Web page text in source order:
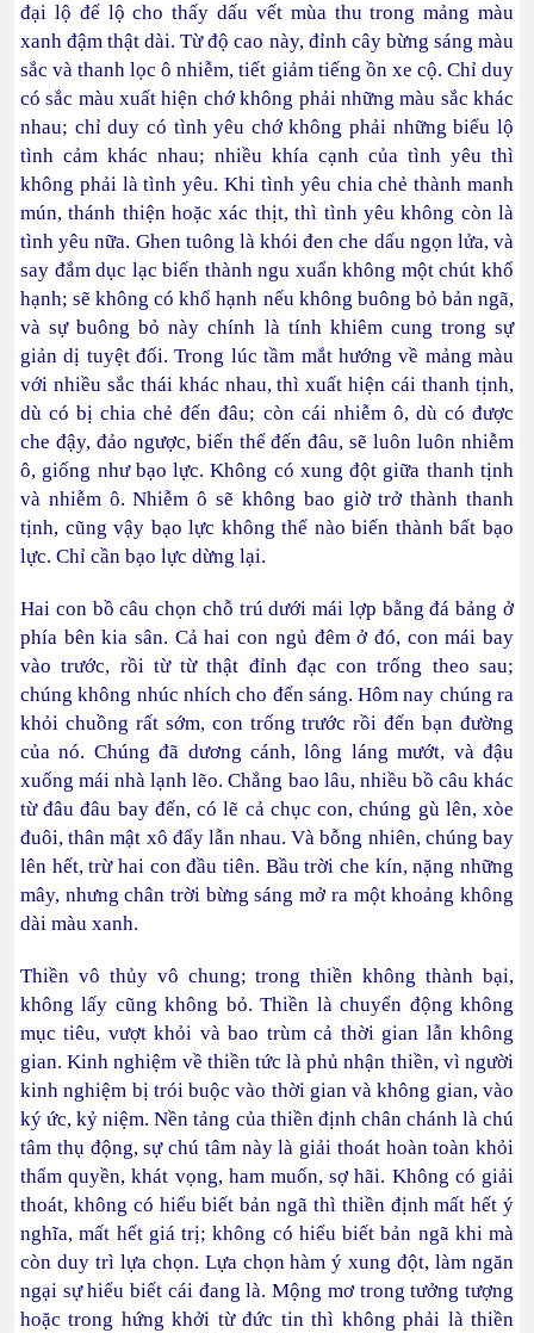
đại lộ để lộ cho thấy dấu vết mùa thu trong mảng màu
xanh đậm thật dài. Từ độ cao này, đỉnh cây bừng sáng màu
sắc và thanh lọc ô nhiễm, tiết giảm tiếng ồn xe cộ. Chỉ duy
có sắc màu xuất hiện chớ không phải những màu sắc khác
nhau; chỉ duy có tình yêu chớ không phải những biểu lộ
tình cảm khác nhau; nhiều khía cạnh của tình yêu thì
không phải là tình yêu. Khi tình yêu chia chẻ thành manh
mún, thánh thiện hoặc xác thịt, thì tình yêu không còn là
tình yêu nữa. Ghen tuông là khói đen che dấu ngọn lửa, và
say đắm dục lạc biến thành ngu xuẩn không một chút khổ
hạnh; sẽ không có khổ hạnh nếu không buông bỏ bản ngã,
và sự buông bỏ này chính là tính khiêm cung trong sự
giản dị tuyệt đối. Trong lúc tầm mắt hướng về mảng màu
với nhiều sắc thái khác nhau, thì xuất hiện cái thanh tịnh,
dù có bị chia chẻ đến đâu; còn cái nhiễm ô, dù có được
che đậy, đảo ngược, biến thể đến đâu, sẽ luôn luôn nhiễm
ô, giống như bạo lực. Không có xung đột giữa thanh tịnh
và nhiễm ô. Nhiễm ô sẽ không bao giờ trở thành thanh
tịnh, cũng vậy bạo lực không thể nào biến thành bất bạo
lực. Chỉ cần bạo lực dừng lại.
Hai con bồ câu chọn chỗ trú dưới mái lợp bằng đá bảng ở
phía bên kia sân. Cả hai con ngủ đêm ở đó, con mái bay
vào trước, rồi từ từ thật đỉnh đạc con trống theo sau;
chúng không nhúc nhích cho đến sáng. Hôm nay chúng ra
khỏi chuồng rất sớm, con trống trước rồi đến bạn đường
của nó. Chúng đã dương cánh, lông láng mướt, và đậu
xuống mái nhà lạnh lẽo. Chẳng bao lâu, nhiều bồ câu khác
từ đâu đâu bay đến, có lẽ cả chục con, chúng gù lên, xòe
đuôi, thân mật xô đẩy lẫn nhau. Và bỗng nhiên, chúng bay
lên hết, trừ hai con đầu tiên. Bầu trời che kín, nặng những
mây, nhưng chân trời bừng sáng mở ra một khoảng không
dài màu xanh.
Thiền vô thủy vô chung; trong thiền không thành bại,
không lấy cũng không bỏ. Thiền là chuyển động không
mục tiêu, vượt khỏi và bao trùm cả thời gian lẫn không
gian. Kinh nghiệm về thiền tức là phủ nhận thiền, vì người
kinh nghiệm bị trói buộc vào thời gian và không gian, vào
ký ức, kỷ niệm. Nền tảng của thiền định chân chánh là chú
tâm thụ động, sự chú tâm này là giải thoát hoàn toàn khỏi
thẩm quyền, khát vọng, ham muốn, sợ hãi. Không có giải
thoát, không có hiểu biết bản ngã thì thiền định mất hết ý
nghĩa, mất hết giá trị; không có hiểu biết bản ngã khi mà
còn duy trì lựa chọn. Lựa chọn hàm ý xung đột, làm ngăn
ngại sự hiểu biết cái đang là. Mộng mơ trong tưởng tượng
hoặc trong hứng khởi từ đức tin thì không phải là thiền